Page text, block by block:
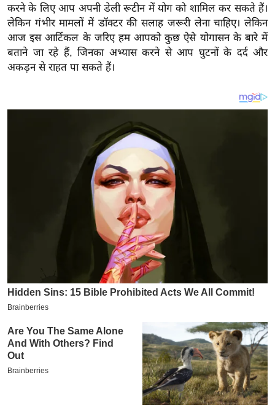
रा
य
ब
ज
ट
ल
क्रा
इ
म
ई
-
करने के लिए आप अपनी डेली रूटीन में योग को शामिल कर सकते हैं।
लेकिन गंभीर मामलों में डॉक्टर की सलाह जरूरी लेना चाहिए। लेकिन
आज इस आर्टिकल के जरिए हम आपको कुछ ऐसे योगासन के बारे में
बताने जा रहे हैं, जिनका अभ्यास करने से आप घुटनों के दर्द और
अकड़न से राहत पा सकते हैं।